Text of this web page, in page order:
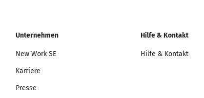
Unternehmen
New Work SE
Karriere
Presse
Hilfe & Kontakt
Hilfe & Kontakt